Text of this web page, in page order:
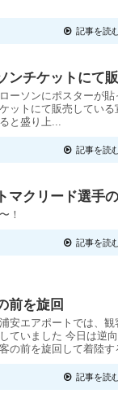
記事を読
ンチケットにて
ーソンにポスターが
ットにて販売してい
と盛り上...
記事を読
マクリード選手
！
記事を読
前を旋回
安エアポートでは、
ていました 今日は逆
の前を旋回して着陸
記事を読